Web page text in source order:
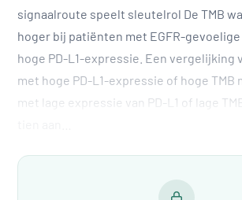
signaalroute speelt sleutelrol De TMB
hoger bij patiënten met EGFR-
hoge PD-L1-expressie. Een vergelijking
met hoge PD-L1-expressie of hoge TMB
met lage expressie van PD-L1 of lage